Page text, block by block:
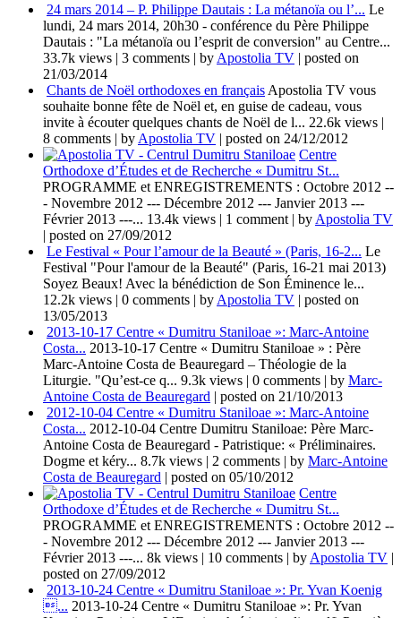
24 mars 2014 – P. Philippe Dautais : La métanoïa ou l’... Le
lundi, 24 mars 2014, 20h30 - conférence du Père Philippe
Dautais : "La métanoïa ou l’esprit de conversion" au Centre...
33.7k views | 3 comments | by Apostolia TV | posted on
21/03/2014
Chants de Noël orthodoxes en français Apostolia TV vous
souhaite bonne fête de Noël et, en guise de cadeau, vous
invite à écouter quelques chants de Noël de l... 22.6k views |
8 comments | by Apostolia TV | posted on 24/12/2012
Centre
Orthodoxe d’Études et de Recherche « Dumitru St...
PROGRAMME et ENREGISTREMENTS : Octobre 2012 --
- Novembre 2012 --- Décembre 2012 --- Janvier 2013 ---
Février 2013 ---... 13.4k views | 1 comment | by Apostolia TV
| posted on 27/09/2012
Le Festival « Pour l’amour de la Beauté » (Paris, 16-2... Le
Festival "Pour l'amour de la Beauté" (Paris, 16-21 mai 2013)
Soyez Beaux! Avec la bénédiction de Son Éminence le...
12.2k views | 0 comments | by Apostolia TV | posted on
13/05/2013
2013-10-17 Centre « Dumitru Staniloae »: Marc-Antoine
Costa... 2013-10-17 Centre « Dumitru Staniloae » : Père
Marc-Antoine Costa de Beauregard – Théologie de la
Liturgie. "Qu’est-ce q... 9.3k views | 0 comments | by Marc-
Antoine Costa de Beauregard | posted on 21/10/2013
2012-10-04 Centre « Dumitru Staniloae »: Marc-Antoine
Costa... 2012-10-04 Centre Dumitru Staniloae: Père Marc-
Antoine Costa de Beauregard - Patristique: « Préliminaires.
Dogme et kéry... 8.7k views | 2 comments | by Marc-Antoine
Costa de Beauregard | posted on 05/10/2012
Centre
Orthodoxe d’Études et de Recherche « Dumitru St...
PROGRAMME et ENREGISTREMENTS : Octobre 2012 --
- Novembre 2012 --- Décembre 2012 --- Janvier 2013 ---
Février 2013 ---... 8k views | 10 comments | by Apostolia TV |
posted on 27/09/2012
2013-10-24 Centre « Dumitru Staniloae »: Pr. Yvan Koenig
... 2013-10-24 Centre « Dumitru Staniloae »: Pr. Yvan